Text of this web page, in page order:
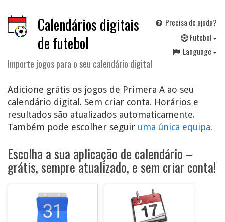
Calendários digitais
de futebol
Importe jogos para o seu calendário digital
Precisa de ajuda?
Futebol
Language
Adicione grátis os jogos de Primera A ao seu
calendário digital. Sem criar conta. Horários e
resultados são atualizados automaticamente.
Também pode escolher seguir uma única equipa.
Escolha a sua aplicação de calendário –
grátis, sempre atualizado, e sem criar conta!